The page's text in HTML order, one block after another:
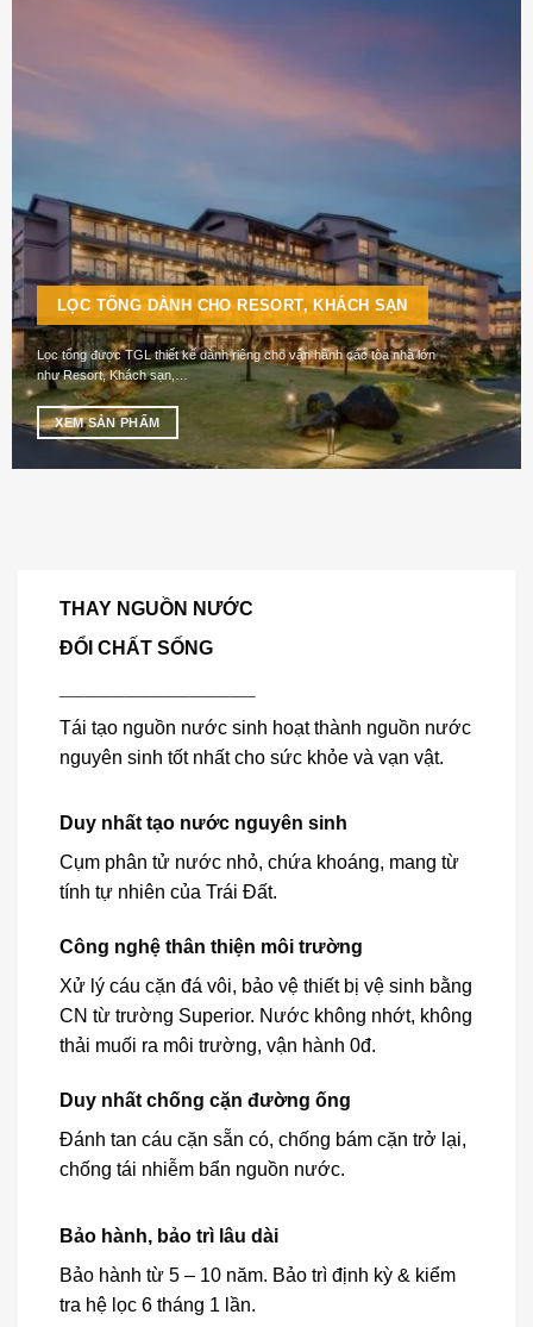
LỌC TỔNG DÀNH CHO RESORT, KHÁCH SẠN
Lọc tổng được TGL thiết kế dành riêng cho vận hành các tòa nhà lớn
như Resort, Khách sạn,…
XEM SẢN PHẨM
THAY NGUỒN NƯỚC
ĐỔI CHẤT SỐNG
Tái tạo nguồn nước sinh hoạt thành nguồn nước
nguyên sinh tốt nhất cho sức khỏe và vạn vật.
Duy nhất tạo nước nguyên sinh
Cụm phân tử nước nhỏ, chứa khoáng, mang từ
tính tự nhiên của Trái Đất.
Công nghệ thân thiện môi trường
Xử lý cáu cặn đá vôi, bảo vệ thiết bị vệ sinh bằng
CN từ trường Superior. Nước không nhớt, không
thải muối ra môi trường, vận hành 0đ.
Duy nhất chống cặn đường ống
Đánh tan cáu cặn sẵn có, chống bám cặn trở lại,
chống tái nhiễm bẩn nguồn nước.
Bảo hành, bảo trì lâu dài
Bảo hành từ 5 – 10 năm. Bảo trì định kỳ & kiểm
tra hệ lọc 6 tháng 1 lần.